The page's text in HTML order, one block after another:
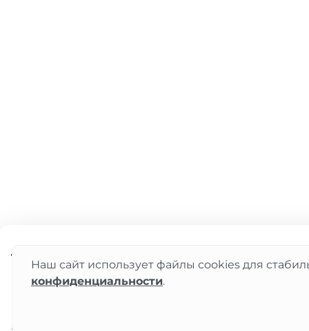
1 890 ₽
Главная
Наш сайт использует файлы cookies для
конфиденциальности.